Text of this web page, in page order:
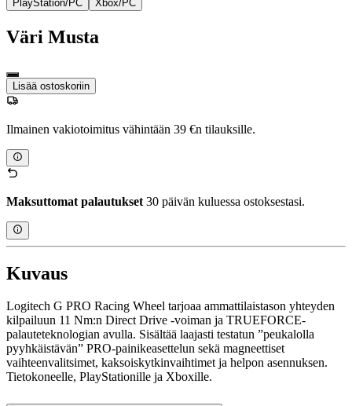
PlayStation/PC Xbox/PC
Väri Musta
Lisää ostoskoriin
Ilmainen vakiotoimitus vähintään 39 €n tilauksille.
Maksuttomat palautukset 30 päivän kuluessa ostoksestasi.
Kuvaus
Logitech G PRO Racing Wheel tarjoaa ammattilaistason yhteyden
kilpailuun 11 Nm:n Direct Drive -voiman ja TRUEFORCE-
palauteteknologian avulla. Sisältää laajasti testatun ”peukalolla
pyyhkäistävän” PRO-painikeasettelun sekä magneettiset
vaihteenvalitsimet, kaksoiskytkinvaihtimet ja helpon asennuksen.
Tietokoneelle, PlayStationille ja Xboxille.